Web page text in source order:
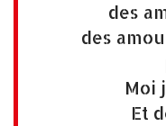
des
des
Moi
Et